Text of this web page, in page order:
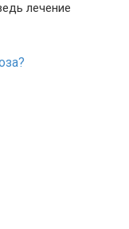
лечение